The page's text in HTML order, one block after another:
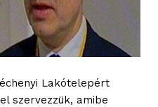
Lakótelepért
szervezzük, amibe